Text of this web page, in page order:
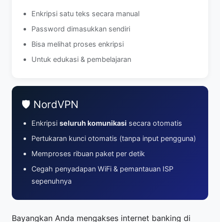
Enkripsi satu teks secara manual
Password dimasukkan sendiri
Bisa melihat proses enkripsi
Untuk edukasi & pembelajaran
🛡️ NordVPN
Enkripsi seluruh komunikasi secara otomatis
Pertukaran kunci otomatis (tanpa input pengguna)
Memproses ribuan paket per detik
Cegah penyadapan WiFi & pemantauan ISP
sepenuhnya
Bayangkan Anda mengakses internet banking di